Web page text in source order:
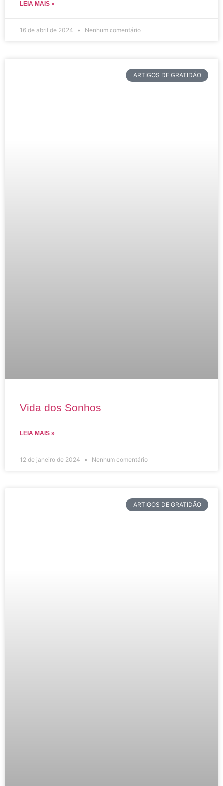
LEIA MAIS »
16 de abril de 2024 Nenhum comentário
ARTIGOS DE GRATIDÃO
Vida dos Sonhos
LEIA MAIS »
12 de janeiro de 2024 Nenhum comentário
ARTIGOS DE GRATIDÃO